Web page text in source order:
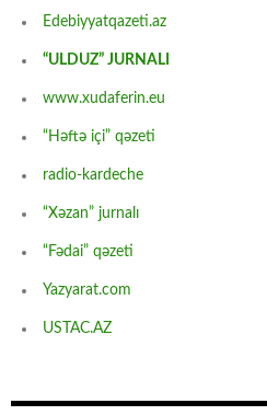
Edebiyyatqazeti.az
“ULDUZ” JURNALI
www.xudaferin.eu
“Həftə içi” qəzeti
radio-kardeche
“Xəzan” jurnalı
“Fədai” qəzeti
Yazyarat.com
USTAC.AZ